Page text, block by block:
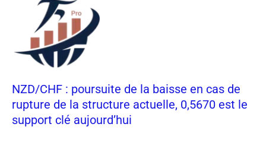
NZD/CHF : poursuite de la baisse en cas de
rupture de la structure actuelle, 0,5670 est le
support clé aujourd’hui